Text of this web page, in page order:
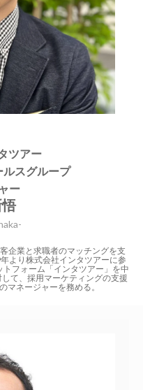
ツアー
ルスグループ
ー
企業と求職者のマッチングを支
より株式会社インタツアーに参
フォーム「インタツアー」を中
て、採用マーケティングの支援
マネージャーを務める。